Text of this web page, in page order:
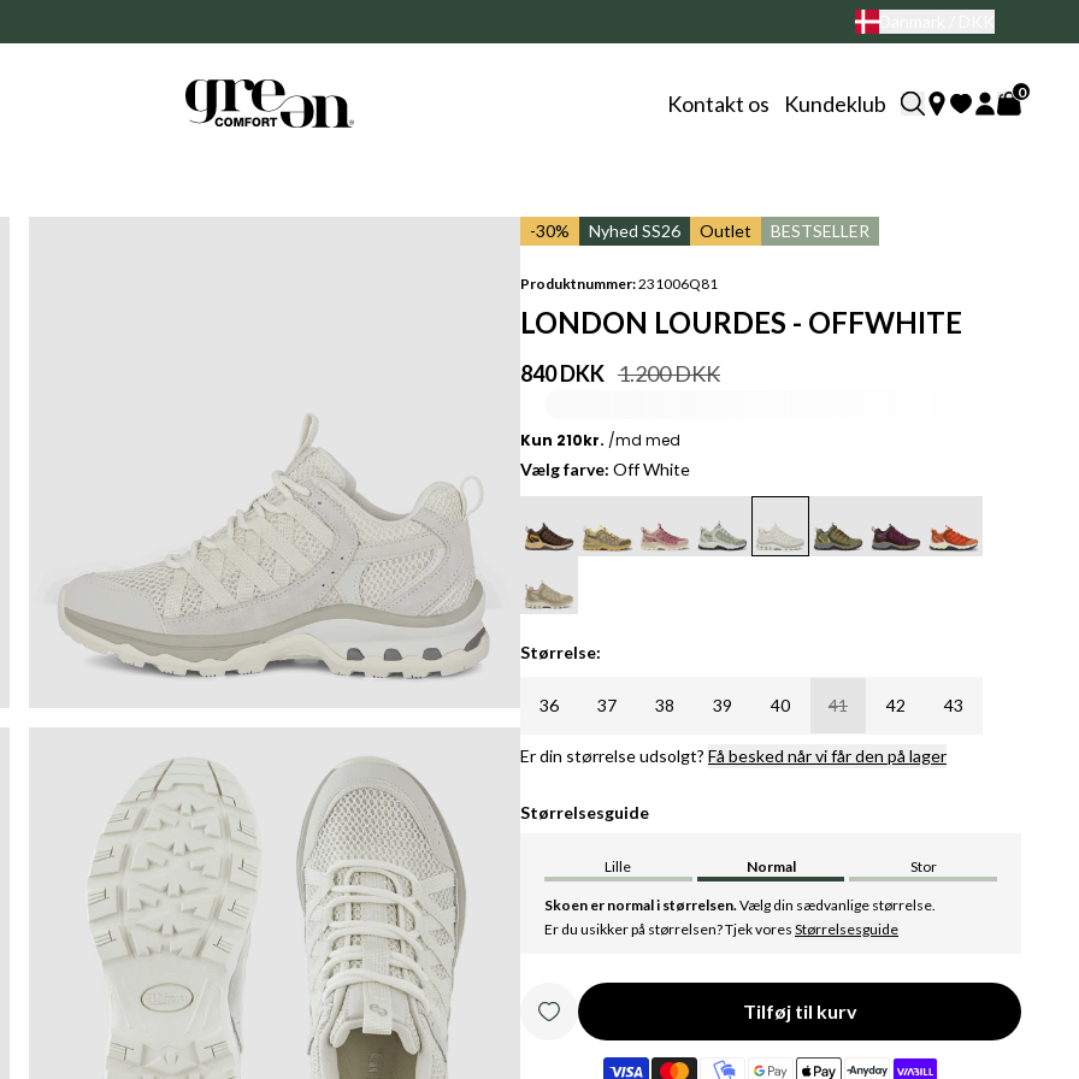
Dansk design til nordiske
Kontakt os Kundeklub 0
-30% Nyhed SS26 Outlet BESTSELLER
Produktnummer:231006Q81
LONDON LOURDES - OFFWHITE
840 DKK 1.200 DKK
Vælg farve: Off White
Størrelse:
36 37 38 39 40 41 42 43
Er din størrelse udsolgt? Få besked når vi får den på lager
Størrelsesguide
Lille Normal Stor
Skoen er normal i størrelsen.Vælg din sædvanlige størrelse.
Er du usikker på størrelsen? Tjek vores Størrelsesguide
Tilføj til kurv